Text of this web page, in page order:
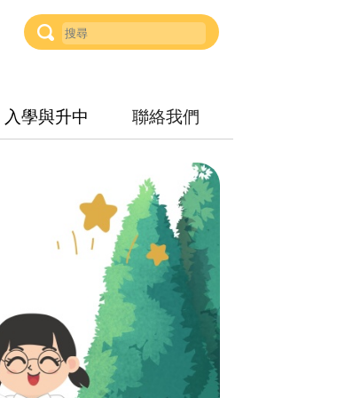
入學與升中 聯絡我們